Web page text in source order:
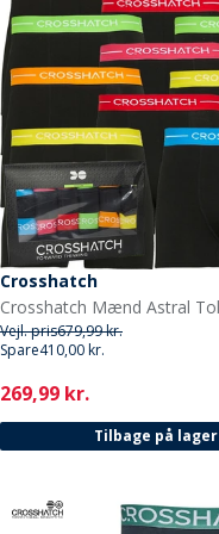
Crosshatch
Vejl. pris679,99 kr.
Spare410,00 kr.
Current
269,99 kr.
Tilbage på lager